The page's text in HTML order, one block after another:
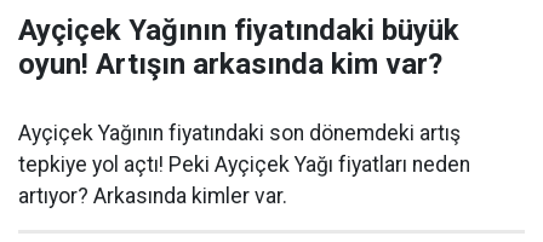
Ayçiçek Yağının fiyatındaki büyük
oyun! Artışın arkasında kim var?
Ayçiçek Yağının fiyatındaki son dönemdeki artış
tepkiye yol açtı! Peki Ayçiçek Yağı fiyatları neden
artıyor? Arkasında kimler var.